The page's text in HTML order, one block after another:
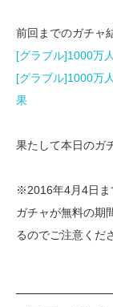
前回までのガチャ
[グラブル]1000万
[グラブル]1000万
果
果たして本日のガ
※2016年4月4日ま
ガチャが無料の期
るのでご注意くだ